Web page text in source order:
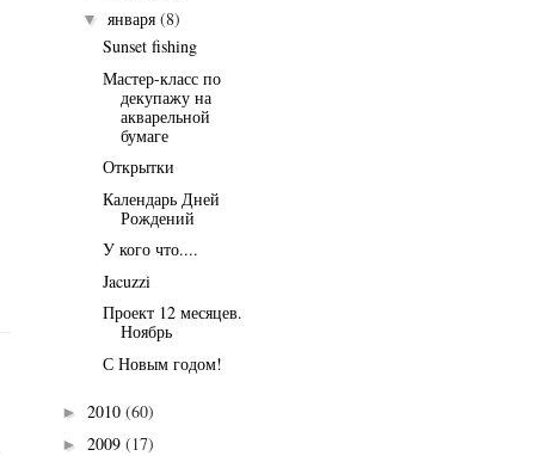
▼ января (8)
Sunset fishing
Мастер-класс по
декупажу на
акварельной
бумаге
Открытки
Календарь Дней
Рождений
У кого что....
Jacuzzi
Проект 12 месяцев.
Ноябрь
С Новым годом!
► 2010 (60)
► 2009 (17)